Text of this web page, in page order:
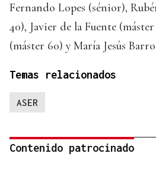
Fernando Lopes (sénior),
40), Javier de la Fuente
(máster 60) y María Jesús
Temas relacionados
ASER
Contenido patrocinado